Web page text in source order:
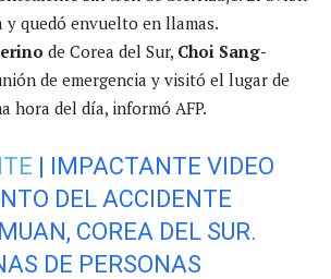
y quedó envuelto en llamas.
de Corea del Sur, Choi Sang-
de emergencia y visitó el lugar de
hora del día, informó AFP.
| IMPACTANTE VIDEO
DEL ACCIDENTE
COREA DEL SUR.
DE PERSONAS